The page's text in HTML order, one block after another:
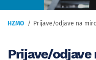
HZMO Prijave/odjave na
Prijave/